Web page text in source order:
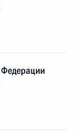
Федерации